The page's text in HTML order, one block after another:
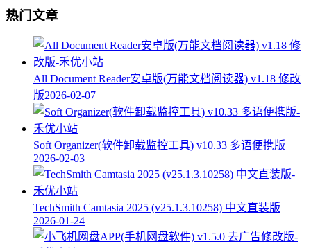
热门文章
All Document Reader安卓版(万能文档阅读器) v1.18 修改
版2026-02-07
Soft Organizer(软件卸载监控工具) v10.33 多语便携版
2026-02-03
TechSmith Camtasia 2025 (v25.1.3.10258) 中文直装版
2026-01-24